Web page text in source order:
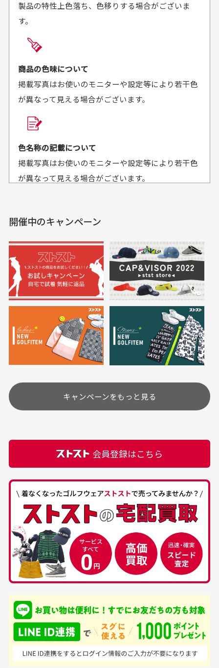
に梱包されていて、商品
の状態も良好でした。気
があればよろしくお願い
来ました。またお願いし
セールかつポイント
も使えて、お得に購
入出来ました
セールかつポイントも使
満足です。
おります
欲しかったスカートが購
30代女性
高価なブルゾンがお
購入できました。状態も
最高でした。
30代女性
いつも素敵な商品を
す
商品をありがとうござい
ます。
30代男性
中古ゴルフウェアの
品揃えがすごい
て、ここまでゴルフブラ
ンドの取り扱いがあるの
はすごい。 毎日たくさ
んの商品がアップされて
いるので新作チェックす
50代男性
安心して中古ウェア
を買えるお店です
品ですが綺麗に梱包され
ており商品を大切にして
いる感が伝わってきまし
た 「フロント部分に汚
れあり」と記載ありまし
商品の受け渡しは、ゆうパックでの配送のみとさせて
頂いております。
商品購入からどれくらいで発送してもらえます
か？
平日午前9時までのご注文で最短当日発送させて頂いて
せて頂いております。
送料はいくらかかりますか？
何点ご購入頂いた場合も全国一律で800円とさせて頂
いております。(1配送先につき)
また5,000円(税込)以上お買い物をして頂けた場合は送
※必ず１つのショッピングカートに複数商品を入れて
ご注文下さいませ。
定休日はありますか？
土.日.祝日は定休日となっております。
その他の休日につきましてはサイト上にて告知させて
頂きます。
カートの有効時間はありますか？
は自動的にカート内の商品が削除されますのでご注意
下さい。
お気に入り機能をご利用下さい。
製品の特性上色落ち、色移りする場合がございま
す。
商品の色味について
掲載写真はお使いのモニターや設定等により若干色
が異なって見える場合がございます。
色名称の記載について
掲載写真はお使いのモニターや設定等により若干色
が異なって見える場合がございます。
実寸サイズについて
一点一点手作業で計測しておりますので、若干の誤
差が生じる場合がございます。
においについて
ユーズド商品の特性故、メンテンスを行っておりま
すが、におい（煙草、香水、お香、古着特有の香
り、柔軟剤等)が付着している場合がございます。
付属品について
付属品の記載につきましては、弊社に入荷した時点
ある場合もございます。
経年劣化について
当店では商品の管理には細心の注意を払っておりま
すが、経年により素材の劣化やパーツの強度低下が
生じている場合がございます。
銀行振込（前払い）
入金確認後商品発送となります。
※土曜、日曜、祝日は入金確認及び発送業務は致しておりま
せん。
尚、お振込み手数料はお客様ご負担となります。入金確認後
商品発送となります。
ご注文頂いてから7日以内をお振込み期限とさせ
申し込まれた商品と届いた商品が異なっている場合
商品説明に記載されていない汚れやダメージがある商品
の場合
開催中のキャンペーン
キャンペーンをもっと見る
会員登録はこちら